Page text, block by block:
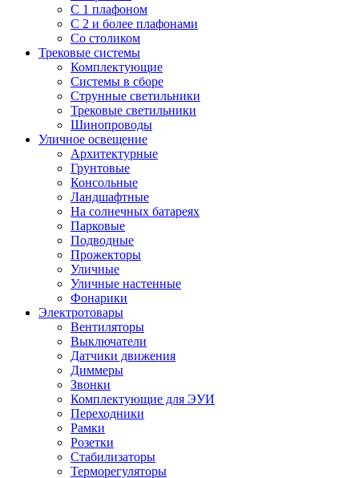
С 1 плафоном
С 2 и более плафонами
Со столиком
Трековые системы
Комплектующие
Системы в сборе
Струнные светильники
Трековые светильники
Шинопроводы
Уличное освещение
Архитектурные
Грунтовые
Консольные
Ландшафтные
На солнечных батареях
Парковые
Подводные
Прожекторы
Уличные
Уличные настенные
Фонарики
Электротовары
Вентиляторы
Выключатели
Датчики движения
Диммеры
Звонки
Комплектующие для ЭУИ
Переходники
Рамки
Розетки
Стабилизаторы
Терморегуляторы